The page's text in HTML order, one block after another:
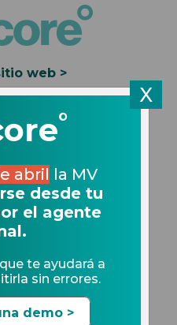
web >
y todo lo que debes
y las auditorías en
MÁS LEÍDOS
X
°
abril la MV
desde tu
el agente
te ayudará a
sin errores.
demo >